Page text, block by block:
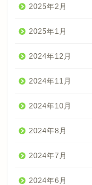
2025年2月
2025年1月
2024年12月
2024年11月
2024年10月
2024年8月
2024年7月
2024年6月